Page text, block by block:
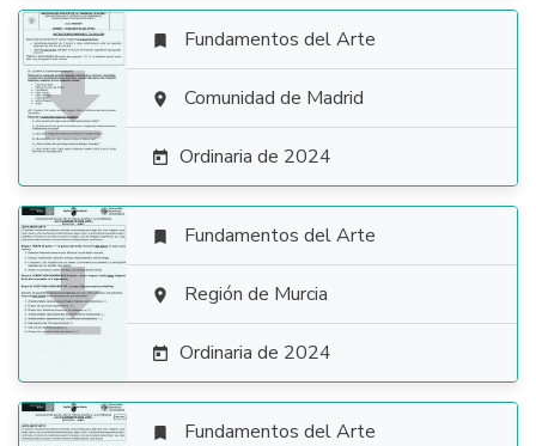

 Fundamentos del Arte
 Comunidad de Madrid
 Ordinaria de 2024

 Fundamentos del Arte
 Región de Murcia
 Ordinaria de 2024
 Fundamentos del Arte